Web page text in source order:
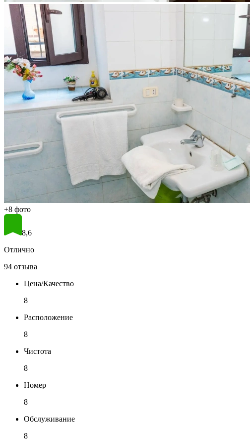
+8 фото
8,6
Отлично
94 отзыва
Цена/Качество
8
Расположение
8
Чистота
8
Номер
8
Обслуживание
8